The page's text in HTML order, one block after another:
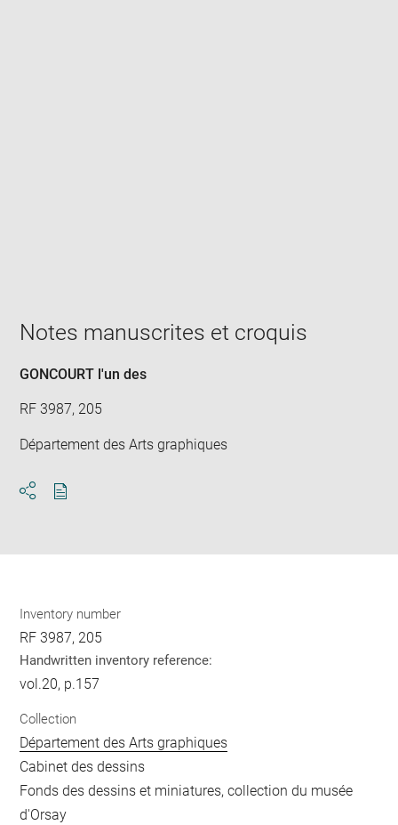
window
Notes manuscrites et croquis
GONCOURT l'un des
RF 3987, 205
Département des Arts graphiques
Inventory number
RF 3987, 205
Handwritten inventory reference:
vol.20, p.157
Collection
Département des Arts graphiques
Cabinet des dessins
Fonds des dessins et miniatures, collection du musée
d'Orsay